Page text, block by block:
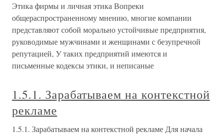
Этика фирмы и личная этика Вопреки
общераспространенному мнению, многие компании
представляют собой морально устойчивые предприятия,
руководимые мужчинами и женщинами с безупречной
репутацией, У таких предприятий имеются и
письменные кодексы этики, и неписаные
1.5.1. Зарабатываем на контекстной
рекламе
1.5.1. Зарабатываем на контекстной рекламе Для начала